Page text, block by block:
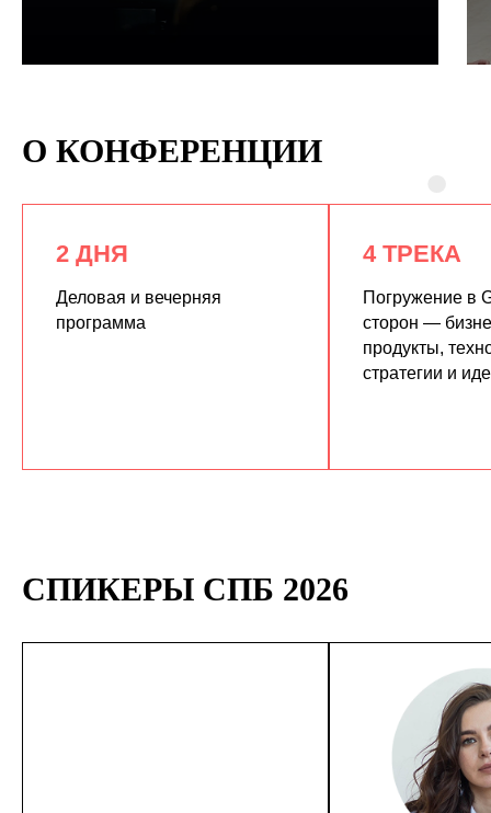
О КОНФЕРЕНЦИИ
2 ДНЯ
Деловая и вечерняя
программа
4 ТРЕКА
Погружение в
сторон —
продукты,
стратегии и
СПИКЕРЫ СПБ 2026